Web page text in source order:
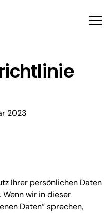
2023
Ihrer persönlichen Daten
wir in dieser
Daten“ sprechen,